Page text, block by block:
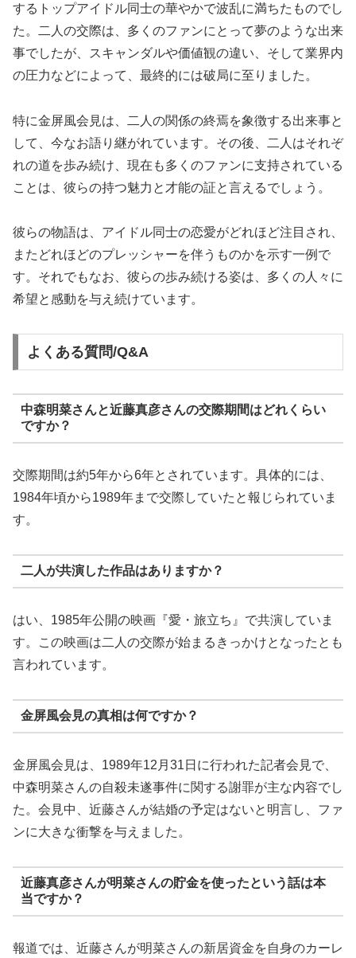
するトップアイドル同士の華やかで波乱に満ちたものでし
た。二人の交際は、多くのファンにとって夢のような出来
事でしたが、スキャンダルや価値観の違い、そして業界内
の圧力などによって、最終的には破局に至りました。
特に金屏風会見は、二人の関係の終焉を象徴する出来事と
して、今なお語り継がれています。その後、二人はそれぞ
れの道を歩み続け、現在も多くのファンに支持されている
ことは、彼らの持つ魅力と才能の証と言えるでしょう。
彼らの物語は、アイドル同士の恋愛がどれほど注目され、
またどれほどのプレッシャーを伴うものかを示す一例で
す。それでもなお、彼らの歩み続ける姿は、多くの人々に
希望と感動を与え続けています。
よくある質問/Q&A
中森明菜さんと近藤真彦さんの交際期間はどれくらい
ですか？
交際期間は約5年から6年とされています。具体的には、
1984年頃から1989年まで交際していたと報じられていま
す。
二人が共演した作品はありますか？
はい、1985年公開の映画『愛・旅立ち』で共演していま
す。この映画は二人の交際が始まるきっかけとなったとも
言われています。
金屏風会見の真相は何ですか？
金屏風会見は、1989年12月31日に行われた記者会見で、
中森明菜さんの自殺未遂事件に関する謝罪が主な内容でし
た。会見中、近藤さんが結婚の予定はないと明言し、ファ
ンに大きな衝撃を与えました。
近藤真彦さんが明菜さんの貯金を使ったという話は本
当ですか？
報道では、近藤さんが明菜さんの新居資金を自身のカーレ